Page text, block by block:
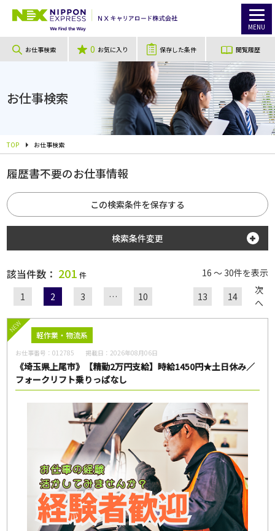
MENU
お仕事検索 0 お気に入り 保存した条件 閲覧履歴
お仕事検索
TOP お仕事検索
該当件数： 201 件
16 ～ 30件を表示
1
2 3 … 10 13 14
次
へ
NEW
軽作業・物流系
お仕事番号：012785 掲載日： 2026年08月06日
《埼玉県上尾市》【精勤2万円支給】時給1450円★土日休み／
フォークリフト乗りっぱなし
履歴書不要のお仕事情報
この検索条件を保存する
検索条件変更
給与
紹介予定派遣
契約社員
パート・アルバイト
正社員
無期雇用派遣
こだわり
未経験・初心者OK
急募